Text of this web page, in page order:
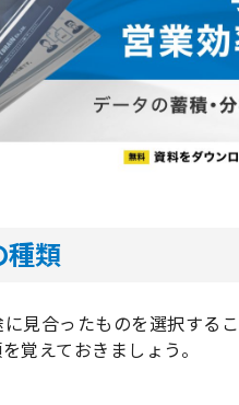
種類
見合ったものを選択する
覚えておきましょう。